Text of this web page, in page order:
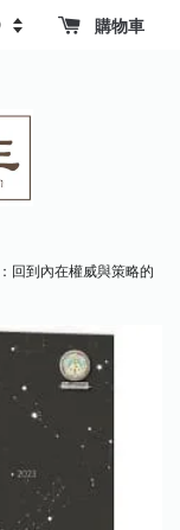
購物車
回到內在權威與策略的